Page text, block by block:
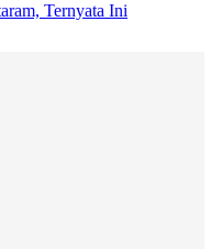
Ternyata Ini